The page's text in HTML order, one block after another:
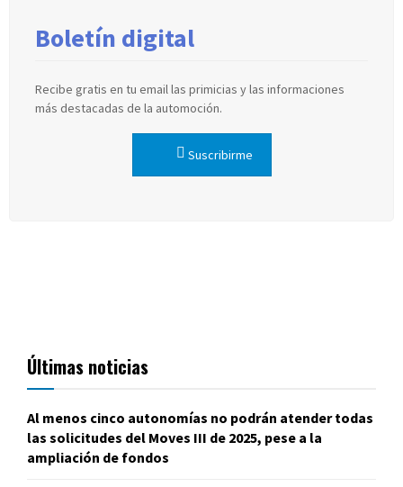
Boletín digital
Recibe gratis en tu email las primicias y las informaciones
más destacadas de la automoción.
Suscribirme
Últimas noticias
Al menos cinco autonomías no podrán atender todas
las solicitudes del Moves III de 2025, pese a la
ampliación de fondos